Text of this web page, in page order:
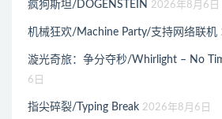
疯狗斯坦/DOGENSTEIN 2026年8月6日
机械狂欢/Machine Party/支持网络联机
漩光奇旅：争分夺秒/Whirlight – No
6日
指尖碎裂/Typing Break 2026年8月6日